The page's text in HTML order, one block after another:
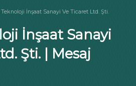
Teknoloji İnşaat Sanayi Ve Ticaret Ltd. Şti.
İnşaat Sanayi
Şti. | Mesaj